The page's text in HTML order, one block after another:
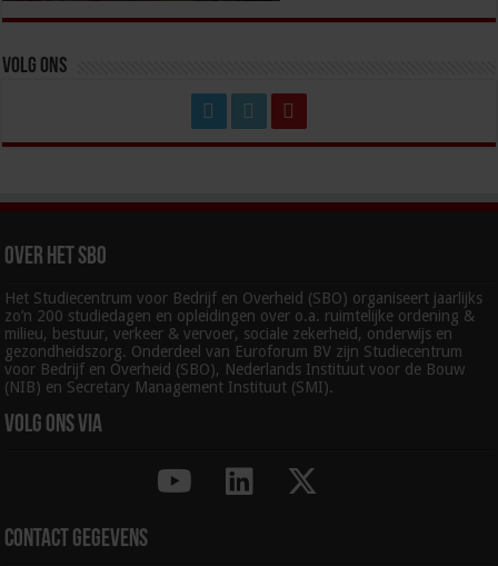
Volg ons
Over het SBO
Het Studiecentrum voor Bedrijf en Overheid (SBO) organiseert jaarlijks
zo’n 200 studiedagen en opleidingen over o.a. ruimtelijke ordening &
milieu, bestuur, verkeer & vervoer, sociale zekerheid, onderwijs en
gezondheidszorg. Onderdeel van Euroforum BV zijn Studiecentrum
voor Bedrijf en Overheid (SBO), Nederlands Instituut voor de Bouw
(NIB) en Secretary Management Instituut (SMI).
Volg ons via
Contact gegevens